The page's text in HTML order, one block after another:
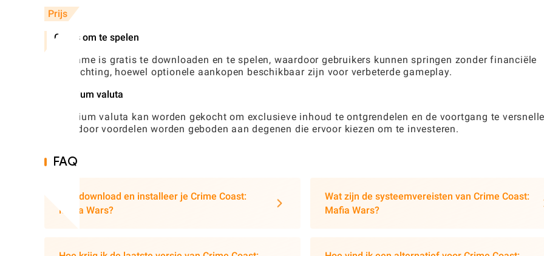
Prijs
Gratis om te spelen
De game is gratis te downloaden en te spelen, waardoor gebruikers kunnen springen zonder financiële
verplichting, hoewel optionele aankopen beschikbaar zijn voor verbeterde gameplay.
Premium valuta
Premium valuta kan worden gekocht om exclusieve inhoud te ontgrendelen en de voortgang te
waardoor voordelen worden geboden aan degenen die ervoor kiezen om te investeren.
FAQ
Hoe download en installeer je Crime Coast:
Mafia Wars?
Wat zijn de systeemvereisten van Crime Coast:
Mafia Wars?